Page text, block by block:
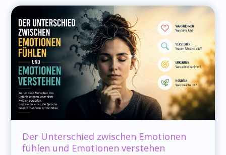
Der Unterschied zwischen Emotionen
fühlen und Emotionen verstehen